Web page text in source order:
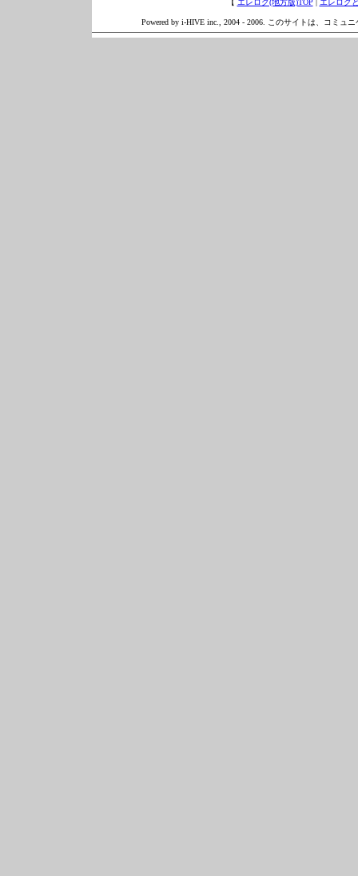
Powered by i-HIVE inc., 2004 - 2006. このサイトは、コミュ